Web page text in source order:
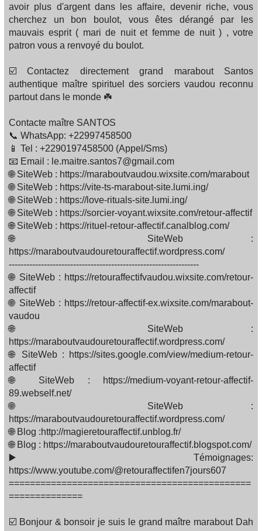
avoir plus d'argent dans les affaire, devenir riche, vous
cherchez un bon boulot, vous êtes dérangé par les
mauvais esprit ( mari de nuit et femme de nuit ) , votre
patron vous a renvoyé du boulot.
☑️ Contactez directement grand marabout Santos
authentique maître spirituel des sorciers vaudou reconnu
partout dans le monde ☘️
Contacte maître SANTOS
📞 WhatsApp: +22997458500
📱 Tel : +2290197458500 (Appel/Sms)
📧 Email : le.maitre.santos7@gmail.com
🌐 SiteWeb : https://maraboutvaudou.wixsite.com/marabout
🌐 SiteWeb : https://vite-ts-marabout-site.lumi.ing/
🌐 SiteWeb : https://love-rituals-site.lumi.ing/
🌐 SiteWeb : https://sorcier-voyant.wixsite.com/retour-affectif
🌐 SiteWeb : https://rituel-retour-affectif.canalblog.com/
🌐 SiteWeb :
https://maraboutvaudouretouraffectif.wordpress.com/
-----------------------------------------------------------------
🌐 SiteWeb : https://retouraffectifvaudou.wixsite.com/retour-
affectif
🌐 SiteWeb : https://retour-affectif-ex.wixsite.com/marabout-
vaudou
🌐 SiteWeb :
https://maraboutvaudouretouraffectif.wordpress.com/
🌐 SiteWeb : https://sites.google.com/view/medium-retour-
affectif
🌐 SiteWeb : https://medium-voyant-retour-affectif-
89.webself.net/
🌐 SiteWeb :
https://maraboutvaudouretouraffectif.wordpress.com/
🌐 Blog :http://magieretouraffectif.unblog.fr/
🌐 Blog : https://maraboutvaudouretouraffectif.blogspot.com/
▶️ Témoignages:
https://www.youtube.com/@retouraffectifen7jours607
==============================================
==============
☑️ Bonjour & bonsoir je suis le grand maître marabout Dah